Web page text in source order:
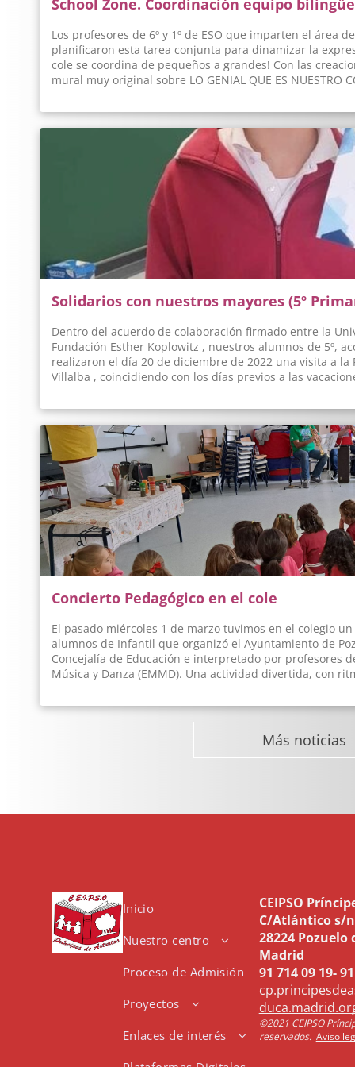
School Zone. Coordinación equipo bilingüe
Los profesores de 6º y 1º de ESO que imparten el área
planificaron esta tarea conjunta para dinamizar la
cole se coordina de pequeños a grandes! Con las
mural muy original sobre LO GENIAL QUE ES NUESTRO
alumnos de 6º utilizaron la plataforma CANVA para los
resaltaron fueron: las salidas, los profesores, los
cerca y comprobaréis el nivel de inglés que tienen.
conjuntas en el tercer trimestre de cara a la Semana de
perdáis! Equipo Bilingüismo
Solidarios con nuestros mayores (5º
Dentro del acuerdo de colaboración firmado entre la
Fundación Esther Koplowitz , nuestros alumnos de 5º,
realizaron el día 20 de diciembre de 2022 una visita a la
Villalba , coincidiendo con los días previos a las
navideñas hechas en clase, les recitaron poemas y
disfrutaron mucho de la visita y comprendieron el
Era una salida bastante diferente a las que habían
alumnos, se encontraban dos alumnos TEA y otros
y todos salieron beneficiados por el intercambio de
la visita, los alumnos recibieron un diploma de la
visita y como recuerdo de su estancia. De igual modo,
centro, al colaborar en su OBRA SOCIAL"Un hogar para
https://fundacionestherkoplowitz.org/proyectos/
Les estamos muy agradecidos a la Fundación por el
Asturias y por la organización en este evento.
Concierto Pedagógico en el cole
El pasado miércoles 1 de marzo tuvimos en el colegio
alumnos de Infantil que organizó el Ayuntamiento de
Concejalía de Educación e interpretado por profesores
Música y Danza (EMMD). Una actividad divertida, con
que os hemos preparado incluye una selección para
divertidas canciones que aprendieron.
Más noticias
Inicio
Nuestro centro
Proyecto Educativo
Programa Bilingüe
Centro Preferente
Proceso de Admisión
Proyectos
Erasmus +
Enlaces de interés
CEIPSO
C/Atlántico s/n
28224 Pozuelo
Madrid
91 714 09 19-
©2021 CEIPSO
reservados. Aviso